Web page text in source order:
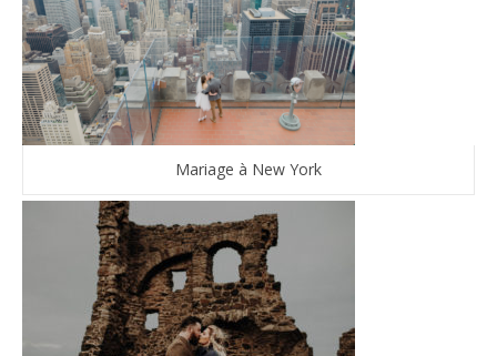
Mariage à New York